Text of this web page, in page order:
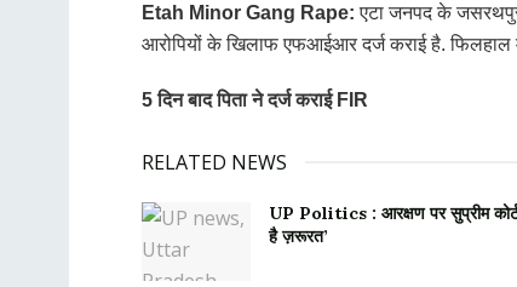
Etah Minor Gang Rape: एटा जनपद के जसरथपुर
आरोपियों के खिलाफ एफआईआर दर्ज कराई है. फिलहाल
5 दिन बाद पिता ने दर्ज कराई FIR
RELATED NEWS
UP Politics : आरक्षण पर सुप्रीम
है ज़रूरत’